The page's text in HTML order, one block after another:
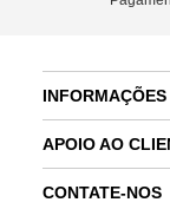
APOIO AO
CONTATE-NOS